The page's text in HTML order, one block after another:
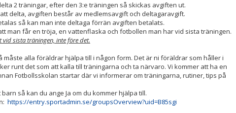
2 träningar, efter den 3:e träningen så skickas avgiften ut.
delta, avgiften består av medlemsavgift och deltagaravgift.
så kan man inte deltaga förrän avgiften betalats.
man får en tröja, en vattenflaska och fotbollen man har vid sista träningen.
vid sista träningen, inte före det.
måste alla föräldrar hjälpa till i någon form. Det är ni föräldrar som håller i
runt det som att kalla till träningarna och ta närvaro. Vi kommer att ha en
Fotbollsskolan startar där vi informerar om träningarna, rutiner, tips på
så kan du ange Ja om du kommer hjälpa till.
https://entry.sportadmin.se/groupsOverview?uid=B85sgi